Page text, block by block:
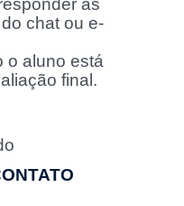
as
chat ou e-
o aluno está
final.